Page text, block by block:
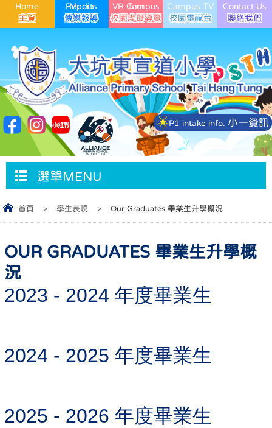
Home Media Reports VR Campus Tour Campus TV Contact Us
P1 intake info. 小一資訊
選單MENU
首頁 > 學生表現 > Our Graduates 畢業生升學概況
OUR GRADUATES 畢業生升學概
況
2023 - 2024 年度畢業生
2024 - 2025 年度畢業生
2025 - 2026 年度畢業生